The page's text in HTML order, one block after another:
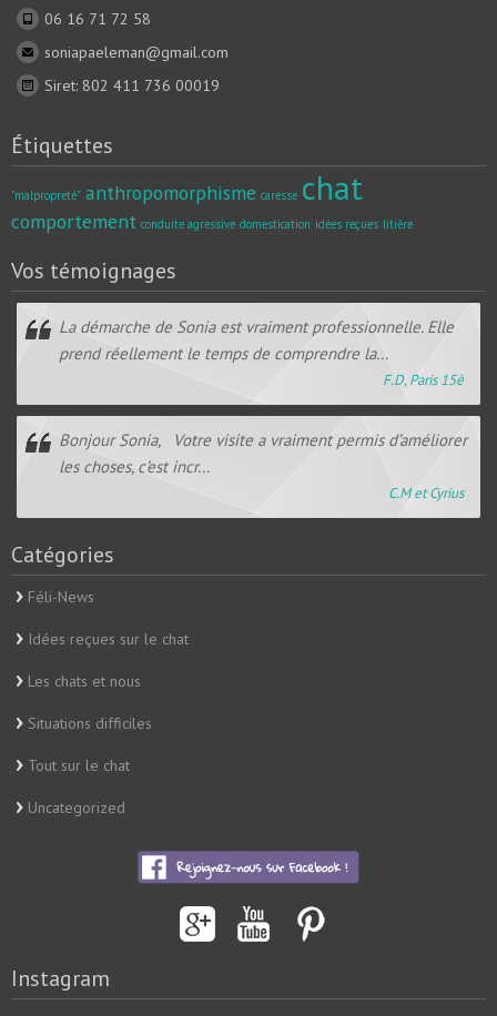
06 16 71 72 58
soniapaeleman@gmail.com
Siret: 802 411 736 00019
Étiquettes
"malpropreté" anthropomorphisme caresse chat
comportement conduite agressive domestication idées reçues litière
Vos témoignages
La démarche de Sonia est vraiment professionnelle. Elle
prend réellement le temps de comprendre la...
F.D, Paris 15è
Bonjour Sonia, Votre visite a vraiment permis d’améliorer
les choses, c’est incr...
C.M et Cyrius
Catégories
Féli-News
Idées reçues sur le chat
Les chats et nous
Situations difficiles
Tout sur le chat
Uncategorized
Instagram